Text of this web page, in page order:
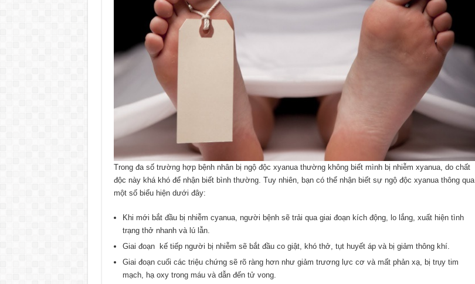
Trong đa số trường hợp bệnh nhân bị ngộ độc xyanua thường không biết mình bị nhiễm xyanua, do chất
độc này khá khó để nhận biết bình thường. Tuy nhiên, bạn có thể nhận biết sự ngộ độc xyanua thông qua
một số biểu hiện dưới đây:
Khi mới bắt đầu bị nhiễm cyanua, người bệnh sẽ trải qua giai đoạn kích động, lo lắng, xuất hiện tình
trạng thở nhanh và lú lẫn.
Giai đoạn kế tiếp người bị nhiễm sẽ bắt đầu co giật, khó thở, tụt huyết áp và bị giảm thông khí.
Giai đoạn cuối các triệu chứng sẽ rõ ràng hơn như giảm trương lực cơ và mất phản xạ, bị trụy tim
mạch, hạ oxy trong máu và dẫn đến tử vong.